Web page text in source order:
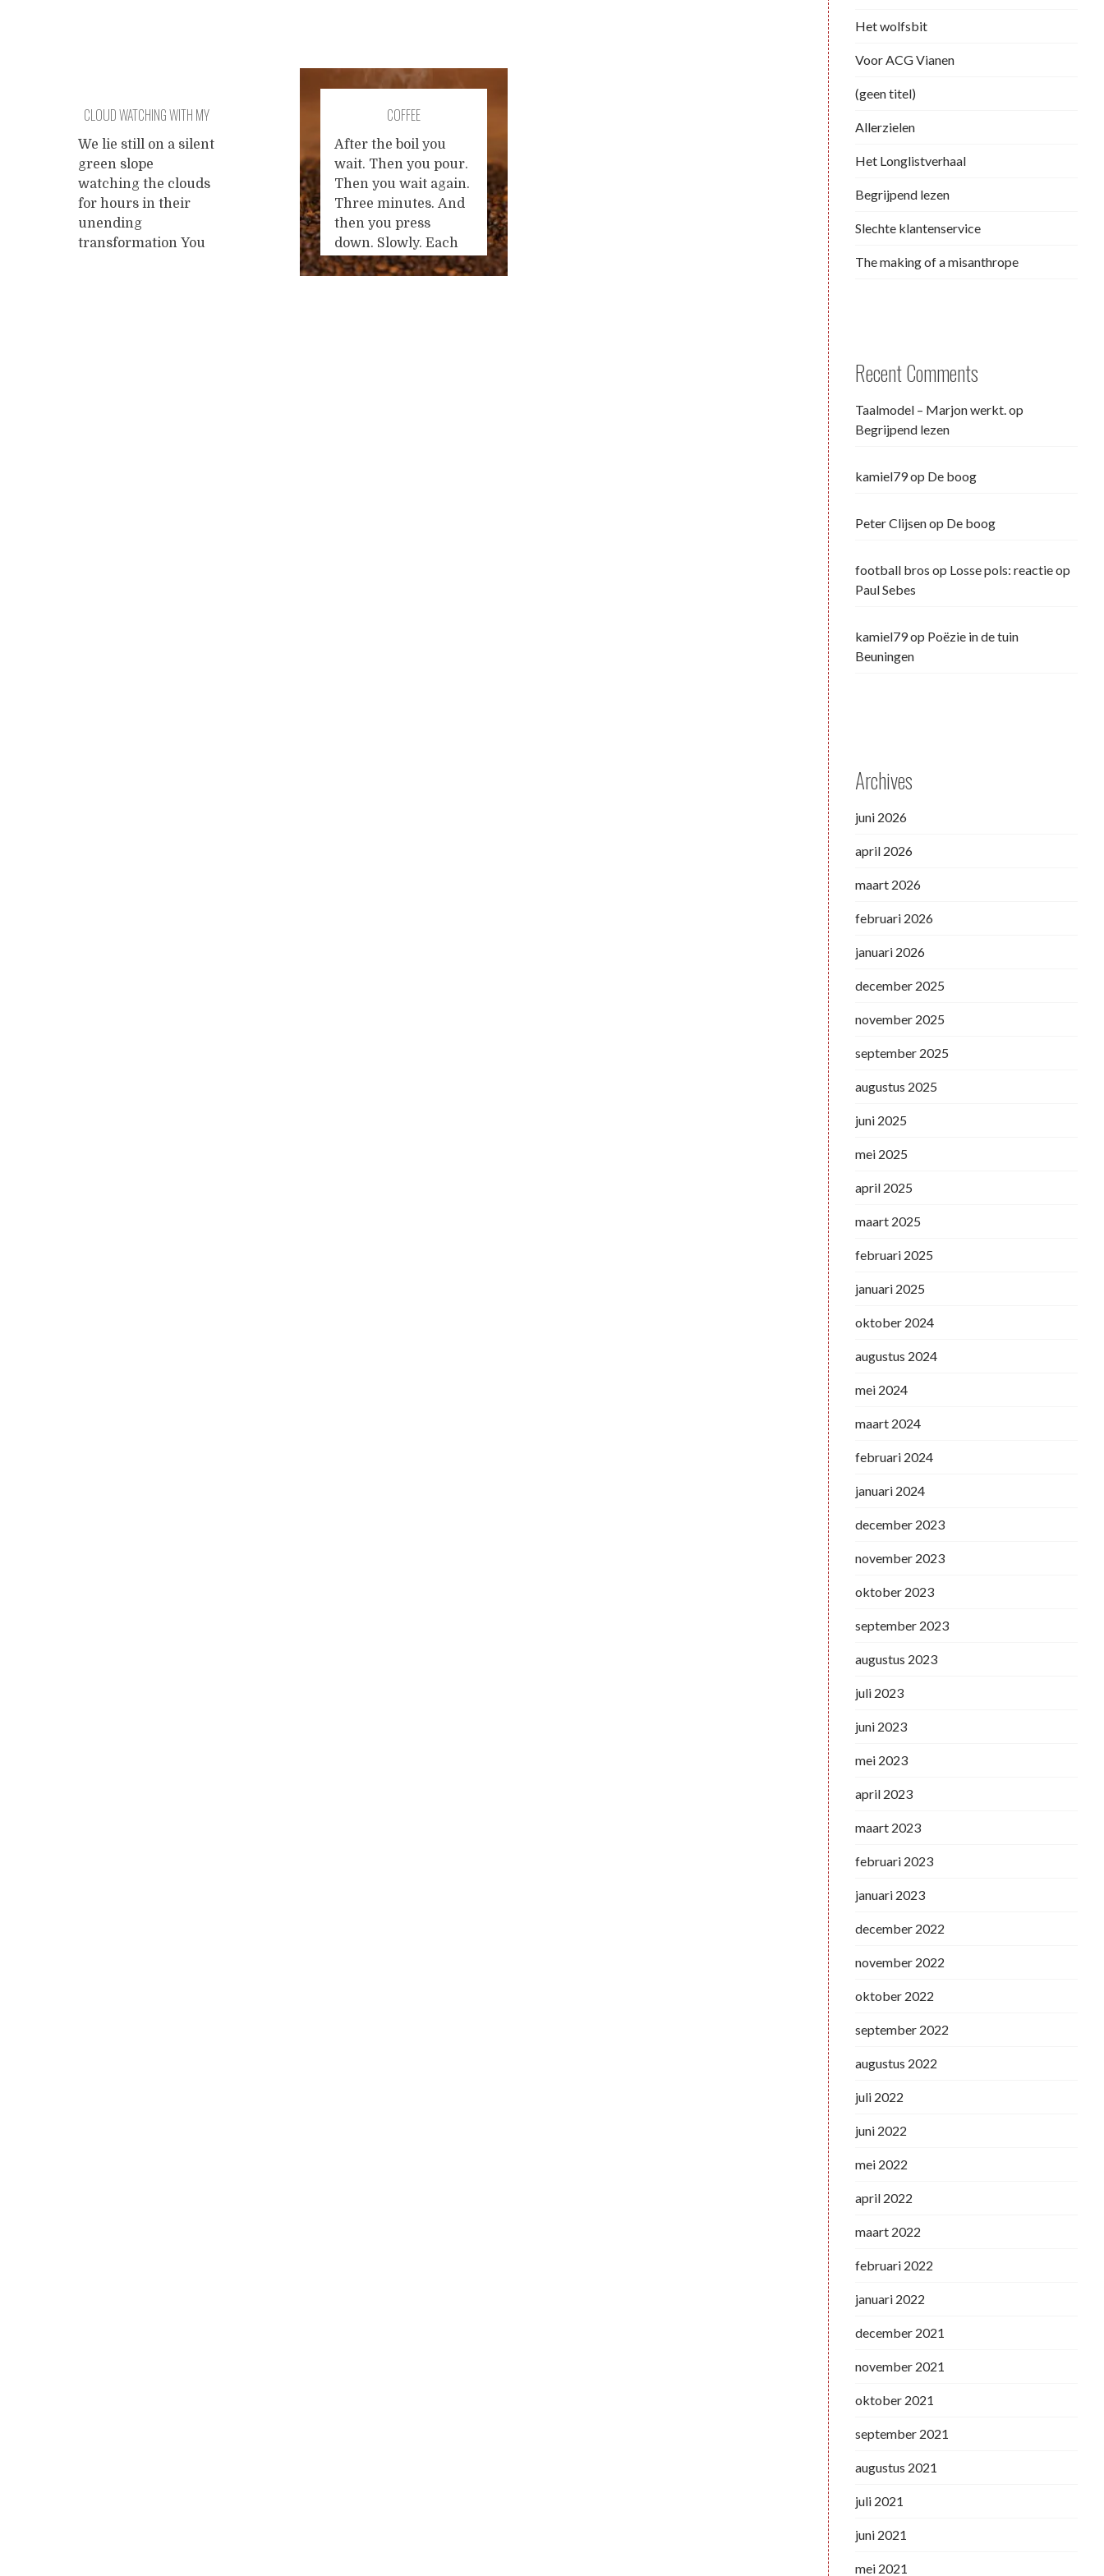
CLOUD WATCHING WITH MY
CHILD
We lie still on a silent
green slope
watching the clouds
for hours in their
unending
transformation You
COFFEE
After the boil you
wait. Then you pour.
Then you wait again.
Three minutes. And
then you press
down. Slowly. Each
morning, I serve
Het wolfsbit
Voor ACG Vianen
(geen titel)
Allerzielen
Het Longlistverhaal
Begrijpend lezen
Slechte klantenservice
The making of a misanthrope
Recent Comments
Taalmodel – Marjon werkt.op
Begrijpend lezen
kamiel79op De boog
Peter Clijsenop De boog
football bros op Losse pols: reactie op
Paul Sebes
kamiel79op Poëzie in de tuin
Beuningen
Archives
juni 2026
april 2026
maart 2026
februari 2026
januari 2026
december 2025
november 2025
september 2025
augustus 2025
juni 2025
mei 2025
april 2025
maart 2025
februari 2025
januari 2025
oktober 2024
augustus 2024
mei 2024
maart 2024
februari 2024
januari 2024
december 2023
november 2023
oktober 2023
september 2023
augustus 2023
juli 2023
juni 2023
mei 2023
april 2023
maart 2023
februari 2023
januari 2023
december 2022
november 2022
oktober 2022
september 2022
augustus 2022
juli 2022
juni 2022
mei 2022
april 2022
maart 2022
februari 2022
januari 2022
december 2021
november 2021
oktober 2021
september 2021
augustus 2021
juli 2021
juni 2021
mei 2021